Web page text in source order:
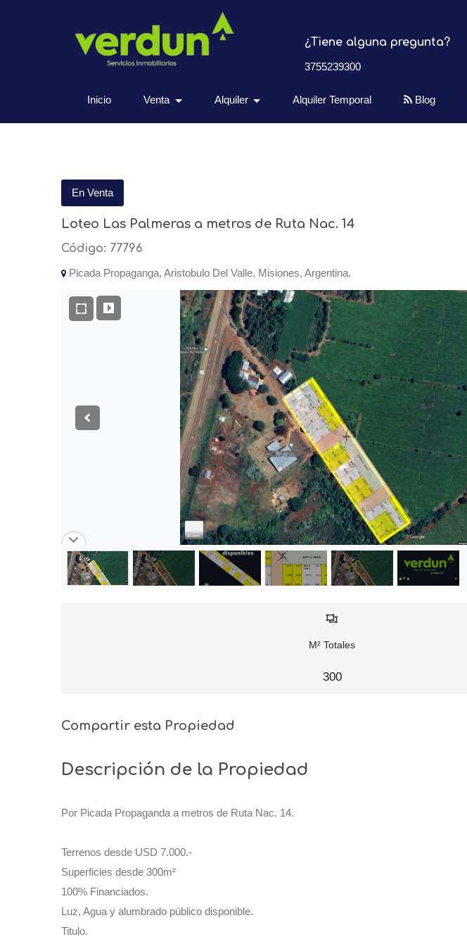
¿Tiene alguna pregunta?
3755239300
Inicio Venta Alquiler Alquiler Temporal Blog
En Venta
Loteo Las Palmeras a metros de Ruta Nac. 14
Código: 77796
Picada Propaganga, Aristobulo Del Valle, Misiones, Argentina.
M² Totales
300
Compartir esta Propiedad
Descripción de la Propiedad
Por Picada Propaganda a metros de Ruta Nac. 14.
Terrenos desde USD 7.000.-
Superficies desde 300m²
100% Financiados.
Luz, Agua y alumbrado público disponible.
Titulo.